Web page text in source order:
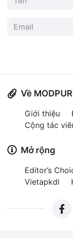
Về
Giới thiệu
Cộng tác
Mở rộng
Editor’s
Vietapkdl